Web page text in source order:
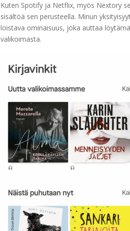
Kuten Spotify ja Netflix, myös Nextory
sisältöä sen perusteella. Minun
loistava ominaisuus, joka auttaa
valikoimasta.